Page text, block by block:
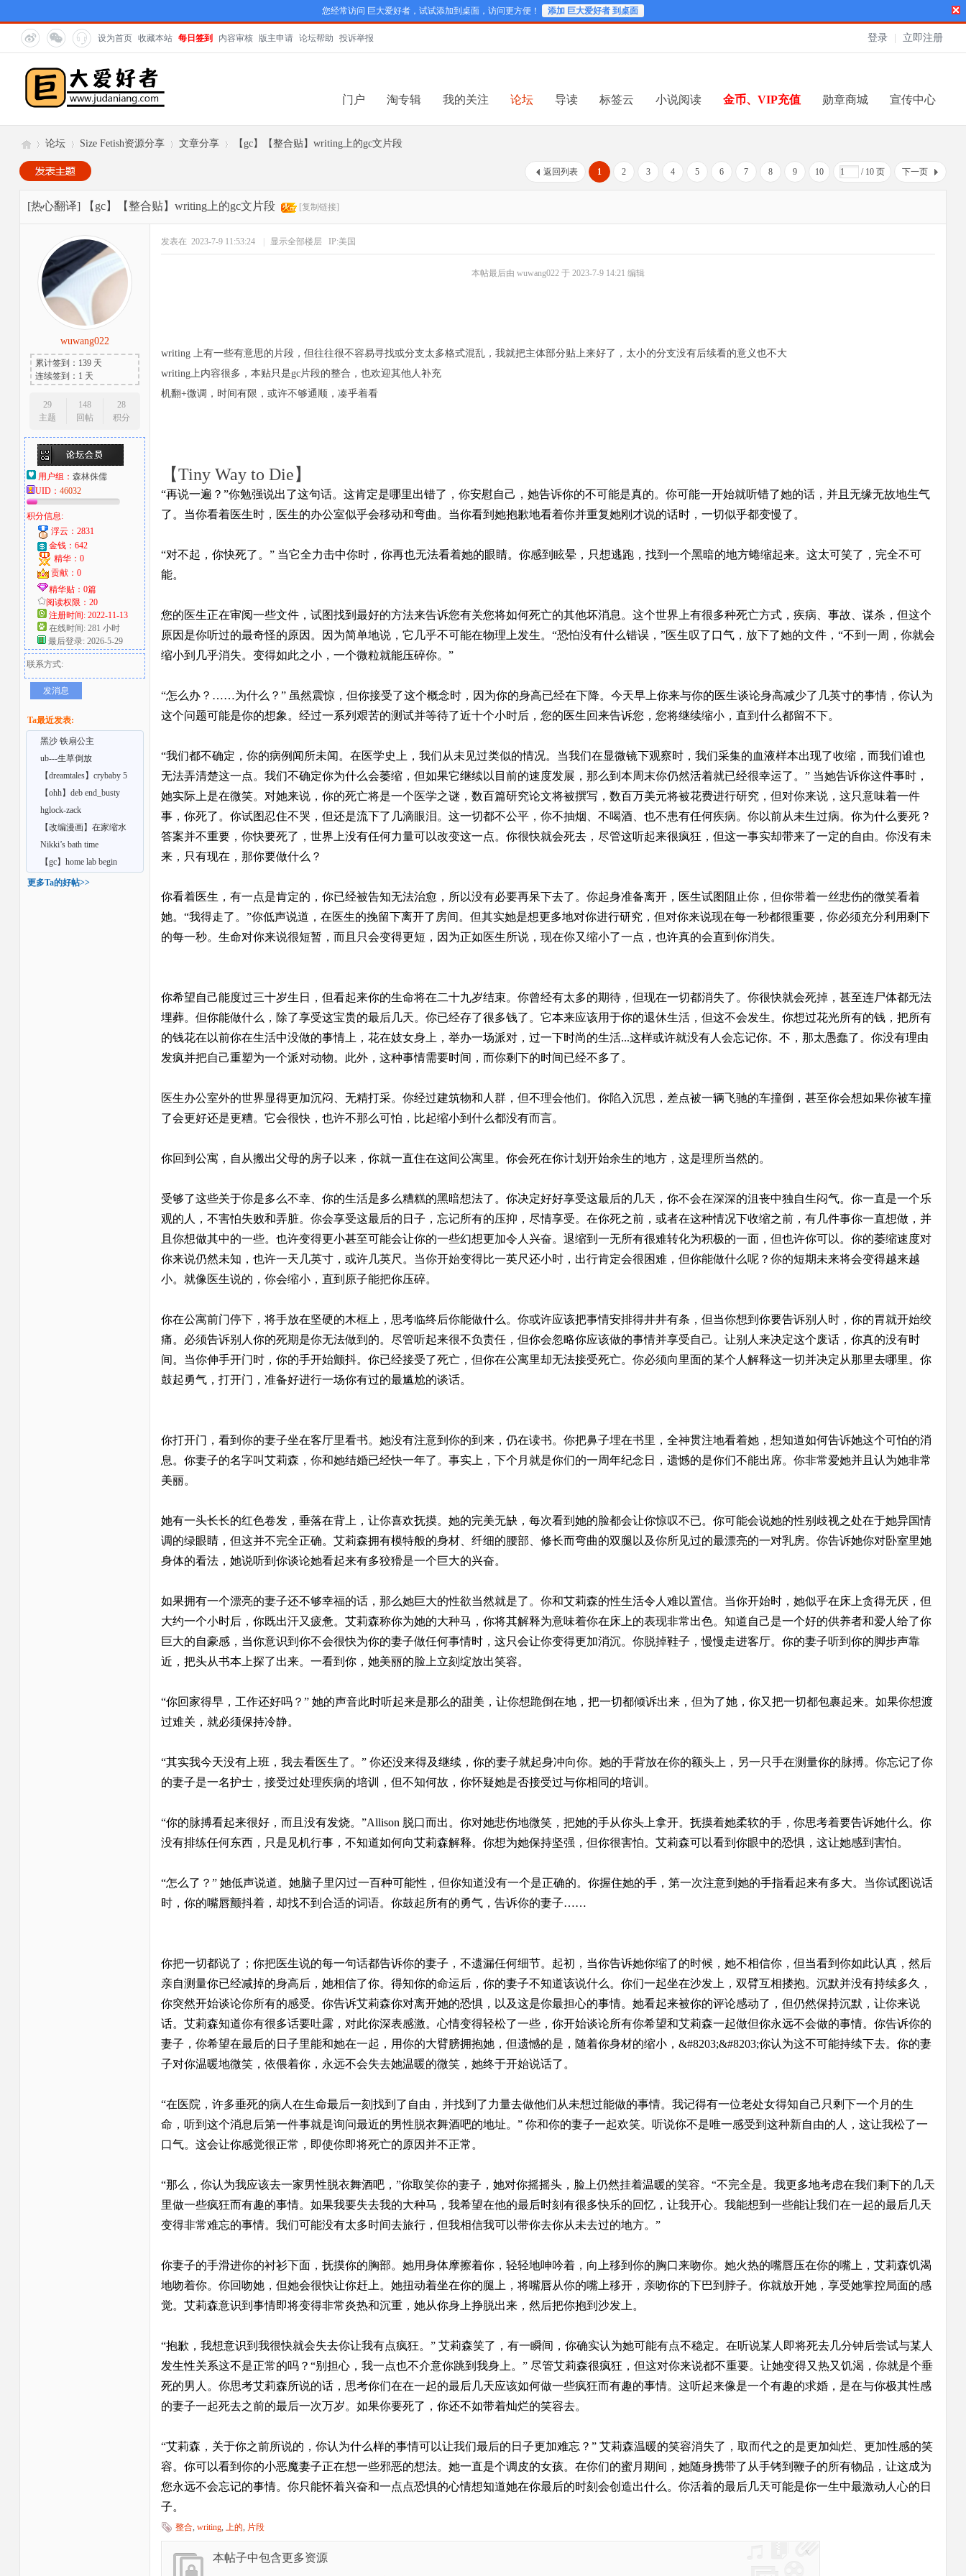
您经常访问 巨大爱好者，试试添加到桌面，访问更方便！ 添加 巨大爱好者 到桌面
登录 立即注册
设为首页 收藏本站 每日签到 内容审核 版主申请 论坛帮助 投诉举报
门户 淘专辑 我的关注 论坛 导读 标签云 小说阅读 金币、VIP充值 勋章商城 宣传中心
巨
爱
好
»
论坛
›
Size Fetish资源分享
›
文章分享
›
【gc】【整合贴】writing上的gc文片段
1 2 3 4 5 6 7 8 9 10 / 10 页 下一页
返回列表
[热心翻译] 【gc】【整合贴】writing上的gc文片段 [复制链接]
wuwang022
累计签到：139 天
连续签到：1 天
29
主题
148
回帖
28
积分
用户组： 森林侏儒
UID： 46032
积分信息:
浮云：2831
金钱：642
精华：0
贡献：0
精华贴：0篇
阅读权限：20
注册时间: 2022-11-13
在线时间: 281 小时
最后登录: 2026-5-29
联系方式:
发消息
Ta最近发表:
黑沙 铁扇公主
ub---生草倒放
【dreamtales】crybaby 5
【ohh】deb end_busty
barista
hglock-zack
【改编漫画】在家缩水
Nikki’s bath time
【gc】home lab begin
更多Ta的好帖>>
发表在 2023-7-9 11:53:24 显示全部楼层 IP:美国
本帖最后由 wuwang022 于 2023-7-9 14:21 编辑
writing 上有一些有意思的片段，但往往很不容易寻找或分支太多格式混乱，我就把主体部分贴上来好了，太小的分支没有后续看的意义也不大
writing上内容很多，本贴只是gc片段的整合，也欢迎其他人补充
机翻+微调，时间有限，或许不够通顺，凑乎着看
【Tiny Way to Die】
“再说一遍？”你勉强说出了这句话。这肯定是哪里出错了，你安慰自己，她告诉你的不可能是真的。你可能一开始就听错了她的话，并且无缘无故地生气
了。当你看着医生时，医生的办公室似乎会移动和弯曲。当你看到她抱歉地看着你并重复她刚才说的话时，一切似乎都变慢了。
“对不起，你快死了。” 当它全力击中你时，你再也无法看着她的眼睛。你感到眩晕，只想逃跑，找到一个黑暗的地方蜷缩起来。这太可笑了，完全不可
能。
您的医生正在审阅一些文件，试图找到最好的方法来告诉您有关您将如何死亡的其他坏消息。这个世界上有很多种死亡方式，疾病、事故、谋杀，但这个
原因是你听过的最奇怪的原因。因为简单地说，它几乎不可能在物理上发生。“恐怕没有什么错误，”医生叹了口气，放下了她的文件，“不到一周，你就会
缩小到几乎消失。变得如此之小，一个微粒就能压碎你。”
“怎么办？……为什么？” 虽然震惊，但你接受了这个概念时，因为你的身高已经在下降。今天早上你来与你的医生谈论身高减少了几英寸的事情，你认为
这个问题可能是你的想象。经过一系列艰苦的测试并等待了近十个小时后，您的医生回来告诉您，您将继续缩小，直到什么都留不下。
“我们都不确定，你的病例闻所未闻。在医学史上，我们从未见过类似的情况。当我们在显微镜下观察时，我们采集的血液样本出现了收缩，而我们谁也
无法弄清楚这一点。我们不确定你为什么会萎缩，但如果它继续以目前的速度发展，那么到本周末你仍然活着就已经很幸运了。” 当她告诉你这件事时，
她实际上是在微笑。对她来说，你的死亡将是一个医学之谜，数百篇研究论文将被撰写，数百万美元将被花费进行研究，但对你来说，这只意味着一件
事，你死了。你试图忍住不哭，但还是流下了几滴眼泪。这一切都不公平，你不抽烟、不喝酒、也不患有任何疾病。你以前从未生过病。你为什么要死？
答案并不重要，你快要死了，世界上没有任何力量可以改变这一点。你很快就会死去，尽管这听起来很疯狂，但这一事实却带来了一定的自由。你没有未
来，只有现在，那你要做什么？
你看着医生，有一点是肯定的，你已经被告知无法治愈，所以没有必要再呆下去了。你起身准备离开，医生试图阻止你，但你带着一丝悲伤的微笑看着
她。“我得走了。”你低声说道，在医生的挽留下离开了房间。但其实她是想更多地对你进行研究，但对你来说现在每一秒都很重要，你必须充分利用剩下
的每一秒。生命对你来说很短暂，而且只会变得更短，因为正如医生所说，现在你又缩小了一点，也许真的会直到你消失。
你希望自己能度过三十岁生日，但看起来你的生命将在二十九岁结束。你曾经有太多的期待，但现在一切都消失了。你很快就会死掉，甚至连尸体都无法
埋葬。但你能做什么，除了享受这宝贵的最后几天。你已经存了很多钱了。它本来应该用于你的退休生活，但这不会发生。你想过花光所有的钱，把所有
的钱花在以前你在生活中没做的事情上，花在妓女身上，举办一场派对，过一下时尚的生活...这样或许就没有人会忘记你。不，那太愚蠢了。你没有理由
发疯并把自己重塑为一个派对动物。此外，这种事情需要时间，而你剩下的时间已经不多了。
医生办公室外的世界显得更加沉闷、无精打采。你经过建筑物和人群，但不理会他们。你陷入沉思，差点被一辆飞驰的车撞倒，甚至你会想如果你被车撞
了会更好还是更糟。它会很快，也许不那么可怕，比起缩小到什么都没有而言。
你回到公寓，自从搬出父母的房子以来，你就一直住在这间公寓里。你会死在你计划开始余生的地方，这是理所当然的。
受够了这些关于你是多么不幸、你的生活是多么糟糕的黑暗想法了。你决定好好享受这最后的几天，你不会在深深的沮丧中独自生闷气。你一直是一个乐
观的人，不害怕失败和弄脏。你会享受这最后的日子，忘记所有的压抑，尽情享受。在你死之前，或者在这种情况下收缩之前，有几件事你一直想做，并
且你想做其中的一些。也许变得更小甚至可能会让你的一些幻想更加令人兴奋。退缩到一无所有很难转化为积极的一面，但也许你可以。你的萎缩速度对
你来说仍然未知，也许一天几英寸，或许几英尺。当你开始变得比一英尺还小时，出行肯定会很困难，但你能做什么呢？你的短期未来将会变得越来越
小。就像医生说的，你会缩小，直到原子能把你压碎。
你在公寓前门停下，将手放在坚硬的木框上，思考临终后你能做什么。你或许应该把事情安排得井井有条，但当你想到你要告诉别人时，你的胃就开始绞
痛。必须告诉别人你的死期是你无法做到的。尽管听起来很不负责任，但你会忽略你应该做的事情并享受自己。让别人来决定这个废话，你真的没有时
间。当你伸手开门时，你的手开始颤抖。你已经接受了死亡，但你在公寓里却无法接受死亡。你必须向里面的某个人解释这一切并决定从那里去哪里。你
鼓起勇气，打开门，准备好进行一场你有过的最尴尬的谈话。
你打开门，看到你的妻子坐在客厅里看书。她没有注意到你的到来，仍在读书。你把鼻子埋在书里，全神贯注地看着她，想知道如何告诉她这个可怕的消
息。你妻子的名字叫艾莉森，你和她结婚已经快一年了。事实上，下个月就是你们的一周年纪念日，遗憾的是你们不能出席。你非常爱她并且认为她非常
美丽。
她有一头长长的红色卷发，垂落在背上，让你喜欢抚摸。她的完美无缺，每次看到她的脸都会让你惊叹不已。你可能会说她的性别歧视之处在于她异国情
调的绿眼睛，但这并不完全正确。艾莉森拥有模特般的身材、纤细的腰部、修长而弯曲的双腿以及你所见过的最漂亮的一对乳房。你告诉她你对卧室里她
身体的看法，她说听到你谈论她看起来有多狡猾是一个巨大的兴奋。
如果拥有一个漂亮的妻子还不够幸福的话，那么她巨大的性欲当然就是了。你和艾莉森的性生活令人难以置信。当你开始时，她似乎在床上贪得无厌，但
大约一个小时后，你既出汗又疲惫。艾莉森称你为她的大种马，你将其解释为意味着你在床上的表现非常出色。知道自己是一个好的供养者和爱人给了你
巨大的自豪感，当你意识到你不会很快为你的妻子做任何事情时，这只会让你变得更加消沉。你脱掉鞋子，慢慢走进客厅。你的妻子听到你的脚步声靠
近，把头从书本上探了出来。一看到你，她美丽的脸上立刻绽放出笑容。
“你回家得早，工作还好吗？” 她的声音此时听起来是那么的甜美，让你想跪倒在地，把一切都倾诉出来，但为了她，你又把一切都包裹起来。如果你想渡
过难关，就必须保持冷静。
“其实我今天没有上班，我去看医生了。” 你还没来得及继续，你的妻子就起身冲向你。她的手背放在你的额头上，另一只手在测量你的脉搏。你忘记了你
的妻子是一名护士，接受过处理疾病的培训，但不知何故，你怀疑她是否接受过与你相同的培训。
“你的脉搏看起来很好，而且没有发烧。”Allison 脱口而出。你对她悲伤地微笑，把她的手从你头上拿开。抚摸着她柔软的手，你思考着要告诉她什么。你
没有排练任何东西，只是见机行事，不知道如何向艾莉森解释。你想为她保持坚强，但你很害怕。艾莉森可以看到你眼中的恐惧，这让她感到害怕。
“怎么了？” 她低声说道。她脑子里闪过一百种可能性，但你知道没有一个是正确的。你握住她的手，第一次注意到她的手指看起来有多大。当你试图说话
时，你的嘴唇颤抖着，却找不到合适的词语。你鼓起所有的勇气，告诉你的妻子……
你把一切都说了；你把医生说的每一句话都告诉你的妻子，不遗漏任何细节。起初，当你告诉她你缩了的时候，她不相信你，但当看到你如此认真，然后
亲自测量你已经减掉的身高后，她相信了你。得知你的命运后，你的妻子不知道该说什么。你们一起坐在沙发上，双臂互相搂抱。沉默并没有持续多久，
你突然开始谈论你所有的感受。你告诉艾莉森你对离开她的恐惧，以及这是你最担心的事情。她看起来被你的评论感动了，但仍然保持沉默，让你来说
话。艾莉森知道你有很多话要吐露，对此你深表感激。心情变得轻松了一些，你开始谈论所有你希望和艾莉森一起做但你永远不会做的事情。你告诉你的
妻子，你希望在最后的日子里能和她在一起，用你的大臂膀拥抱她，但遗憾的是，随着你身材的缩小，&#8203;&#8203;你认为这不可能持续下去。你的妻
子对你温暖地微笑，依偎着你，永远不会失去她温暖的微笑，她终于开始说话了。
“在医院，许多垂死的病人在生命最后一刻找到了自由，并找到了力量去做他们从未想过能做的事情。我记得有一位老处女得知自己只剩下一个月的生
命，听到这个消息后第一件事就是询问最近的男性脱衣舞酒吧的地址。” 你和你的妻子一起欢笑。听说你不是唯一感受到这种新自由的人，这让我松了一
口气。这会让你感觉很正常，即使你即将死亡的原因并不正常。
“那么，你认为我应该去一家男性脱衣舞酒吧，”你取笑你的妻子，她对你摇摇头，脸上仍然挂着温暖的笑容。“不完全是。我更多地考虑在我们剩下的几天
里做一些疯狂而有趣的事情。如果我要失去我的大种马，我希望在他的最后时刻有很多快乐的回忆，让我开心。我能想到一些能让我们在一起的最后几天
变得非常难忘的事情。我们可能没有太多时间去旅行，但我相信我可以带你去你从未去过的地方。”
你妻子的手滑进你的衬衫下面，抚摸你的胸部。她用身体摩擦着你，轻轻地呻吟着，向上移到你的胸口来吻你。她火热的嘴唇压在你的嘴上，艾莉森饥渴
地吻着你。你回吻她，但她会很快让你赶上。她扭动着坐在你的腿上，将嘴唇从你的嘴上移开，亲吻你的下巴到脖子。你就放开她，享受她掌控局面的感
觉。艾莉森意识到事情即将变得非常炎热和沉重，她从你身上挣脱出来，然后把你抱到沙发上。
“抱歉，我想意识到我很快就会失去你让我有点疯狂。” 艾莉森笑了，有一瞬间，你确实认为她可能有点不稳定。在听说某人即将死去几分钟后尝试与某人
发生性关系这不是正常的吗？“别担心，我一点也不介意你跳到我身上。” 尽管艾莉森很疯狂，但这对你来说都不重要。让她变得又热又饥渴，你就是个垂
死的男人。你思考艾莉森所说的话，思考你们在在一起的最后几天应该如何做一些疯狂而有趣的事情。这听起来像是一个有趣的求婚，是在与你极其性感
的妻子一起死去之前的最后一次万岁。如果你要死了，你还不如带着灿烂的笑容去。
“艾莉森，关于你之前所说的，你认为什么样的事情可以让我们最后的日子更加难忘？” 艾莉森温暖的笑容消失了，取而代之的是更加灿烂、更加性感的笑
容。你可以看到你的小恶魔妻子正在想一些邪恶的想法。她一直是个调皮的女孩。在你们的蜜月期间，她随身携带了从手铐到鞭子的所有物品，让这成为
您永远不会忘记的事情。你只能怀着兴奋和一点点恐惧的心情想知道她在你最后的时刻会创造出什么。你活着的最后几天可能是你一生中最激动人心的日
子。
整合, writing, 上的, 片段
本帖子中包含更多资源 x